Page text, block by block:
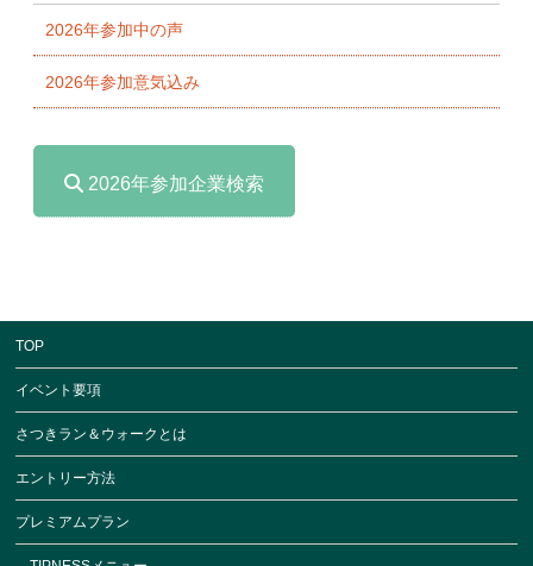
2026年参加中の声
2026年参加意気込み
2026年参加企業検索
TOP
イベント要項
さつきラン＆ウォークとは
エントリー方法
プレミアムプラン